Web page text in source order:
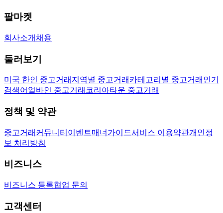
팔마켓
회사소개 채용
둘러보기
미국 한인 중고거래 지역별 중고거래 카테고리별 중고거래 인기
검색어 얼바인 중고거래 코리아타운 중고거래
정책 및 약관
중고거래 커뮤니티 이벤트매너가이드서비스 이용약관개인정
보 처리방침
비즈니스
비즈니스 등록협업 문의
고객센터